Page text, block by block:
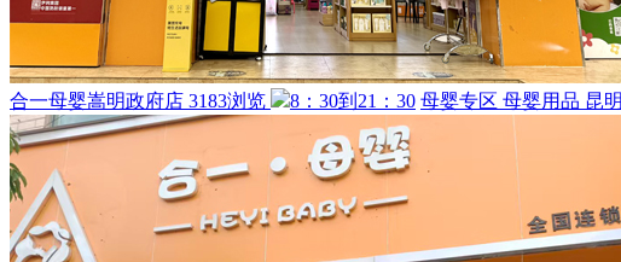
合一母婴嵩明政府店 3183浏览 8：30到21：30 母婴专区 母婴用品 昆